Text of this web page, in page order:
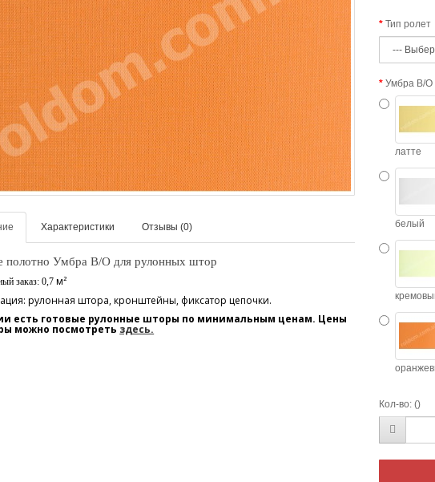
Характеристики Отзывы (0)
полотно Умбра В/О для рулонных штор
заказ: 0,7м²
рулонная штора, кронштейны, фиксатор цепочки.
есть готовые рулонные шторы по минимальным ценам. Цены
можно посмотреть здесь.
Тип ролет
Умбра В/О
латте
белый
Кол-во: ()